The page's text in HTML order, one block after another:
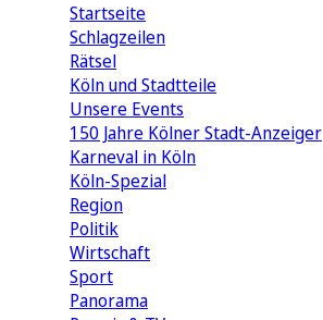
Startseite
Schlagzeilen
Rätsel
Köln und Stadtteile
Unsere Events
150 Jahre Kölner Stadt-Anzeiger
Karneval in Köln
Köln-Spezial
Region
Politik
Wirtschaft
Sport
Panorama